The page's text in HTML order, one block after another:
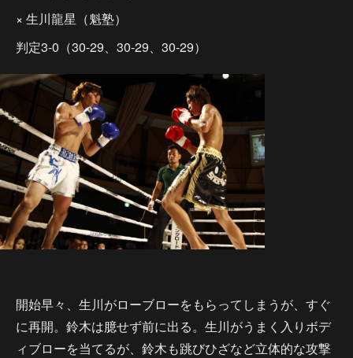
× 生川龍星（魁塾）
判定3-0（30-29、30-29、30-29）
開始早々、生川がローブローをもらってしまうが、すぐ
に再開。鈴木は臆せず前に出る。生川がうまく入りボデ
ィブローを当てるが、鈴木も跳びひざなど立体的な攻撃